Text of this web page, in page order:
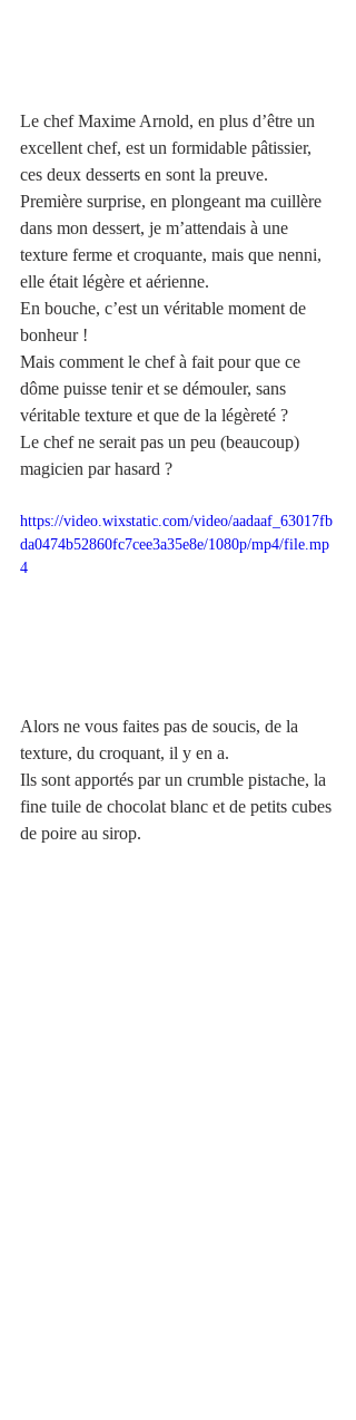
Le chef Maxime Arnold, en plus d’être un
excellent chef, est un formidable pâtissier,
ces deux desserts en sont la preuve.
Première surprise, en plongeant ma cuillère
dans mon dessert, je m’attendais à une
texture ferme et croquante, mais que nenni,
elle était légère et aérienne.
En bouche, c’est un véritable moment de
bonheur !
Mais comment le chef à fait pour que ce
dôme puisse tenir et se démouler, sans
véritable texture et que de la légèreté ?
Le chef ne serait pas un peu (beaucoup)
magicien par hasard ?
https://video.wixstatic.com/video/aadaaf_63017fb
da0474b52860fc7cee3a35e8e/1080p/mp4/file.mp
4
Alors ne vous faites pas de soucis, de la
texture, du croquant, il y en a.
Ils sont apportés par un crumble pistache, la
fine tuile de chocolat blanc et de petits cubes
de poire au sirop.